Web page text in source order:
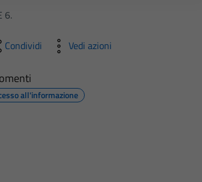
6.
Condividi Vedi azioni
all'informazione